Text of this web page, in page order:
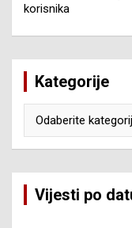
korisnika
Kategorije
Vijesti po